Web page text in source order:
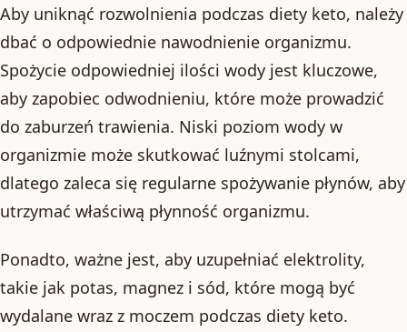
Aby uniknąć rozwolnienia podczas diety keto, należy
dbać o odpowiednie nawodnienie organizmu.
Spożycie odpowiedniej ilości wody jest kluczowe,
aby zapobiec odwodnieniu, które może prowadzić
do zaburzeń trawienia. Niski poziom wody w
organizmie może skutkować luźnymi stolcami,
dlatego zaleca się regularne spożywanie płynów, aby
utrzymać właściwą płynność organizmu.
Ponadto, ważne jest, aby uzupełniać elektrolity,
takie jak potas, magnez i sód, które mogą być
wydalane wraz z moczem podczas diety keto.